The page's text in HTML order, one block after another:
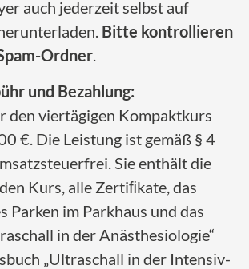
auch jederzeit selbst auf
Bitte kontrollieren
Ordner.
und Bezahlung:
den viertägigen Kompaktkurs
€. Die Leistung ist gemäß § 4
Sie enthält die
Kurs, alle Zertiﬁkate, das
Parken im Parkhaus und das
in der Anästhesiologie“
„Ultraschall in der Intensiv-